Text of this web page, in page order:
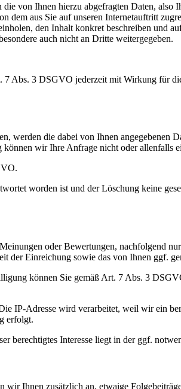
von Ihnen hierzu abgefragten Daten,
dem aus Sie auf unseren Internetauftritt
den Inhalt konkret beschreiben und
auch nicht an Dritte weitergegeben.
Abs. 3 DSGVO jederzeit mit Wirkung für
werden die dabei von Ihnen angegebenen
wir Ihre Anfrage nicht oder allenfalls
worden ist und der Löschung keine
oder Bewertungen, nachfolgend
der Einreichung sowie das von Ihnen ggf.
können Sie gemäß Art. 7 Abs. 3
IP-Adresse wird verarbeitet, weil wir ein
erfolgt.
berechtigtes Interesse liegt in der ggf.
wir Ihnen zusätzlich an, etwaige